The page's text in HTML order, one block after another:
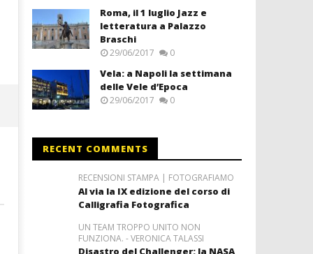
Roma, il 1 luglio Jazz e
letteratura a Palazzo
Braschi
29/06/2017 0
Vela: a Napoli la settimana
delle Vele d’Epoca
29/06/2017 0
RECENT COMMENTS
RECENSIONI STAMPA | FOTOGRAFIAMO
Al via la IX edizione del corso di
Calligrafia Fotografica
UN TEAM TROPPO UNITO NON
FUNZIONA. - VERONICA TALASSI
Disastro del Challenger: la NASA